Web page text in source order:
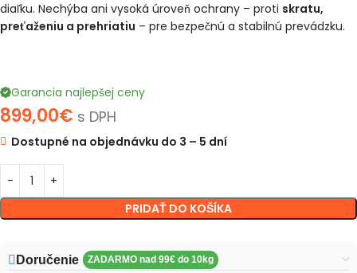
diaľku. Nechýba ani vysoká úroveň ochrany – proti skratu,
preťaženiu a prehriatiu – pre bezpečnú a stabilnú prevádzku.
Garancia najlepšej ceny
899,00€ s DPH
Dostupné na objednávku do 3 – 5 dní
PRIDAŤ DO KOŠÍKA
Doručenie